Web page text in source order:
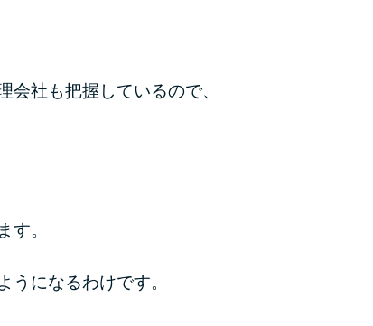
社も把握しているので、
す。
になるわけです。